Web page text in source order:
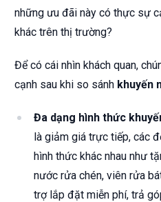
những ưu đãi này có thực sự
khác trên thị trường?
Để có cái nhìn khách quan,
cạnh sau khi so sánh khuyến
Đa dạng hình thức
là giảm giá trực tiếp, các
hình thức khác nhau như
nước rửa chén, viên rửa
trợ lắp đặt miễn phí, trả